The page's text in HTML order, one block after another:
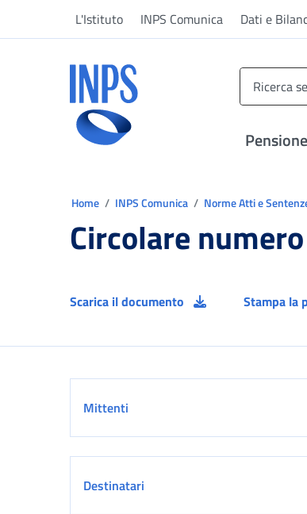
L'Istituto INPS Comunica Dati e
Home INPS Comunica Norme Atti e
Circolare
Scarica il documento Stampa la
Mittenti
Destinatari